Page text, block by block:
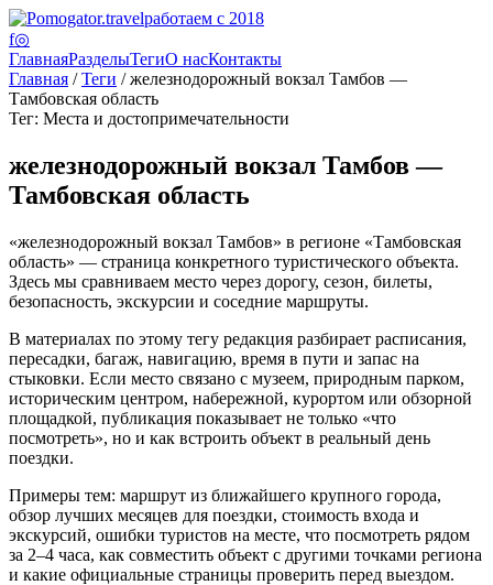
работаем с 2018
f◎
ГлавнаяРазделыТегиО насКонтакты
Главная /Теги / железнодорожный вокзал Тамбов —
Тамбовская область
Тег: Места и достопримечательности
железнодорожный вокзал Тамбов —
Тамбовская область
«железнодорожный вокзал Тамбов» в регионе «Тамбовская
область» — страница конкретного туристического объекта.
Здесь мы сравниваем место через дорогу, сезон, билеты,
безопасность, экскурсии и соседние маршруты.
В материалах по этому тегу редакция разбирает расписания,
пересадки, багаж, навигацию, время в пути и запас на
стыковки. Если место связано с музеем, природным парком,
историческим центром, набережной, курортом или обзорной
площадкой, публикация показывает не только «что
посмотреть», но и как встроить объект в реальный день
поездки.
Примеры тем: маршрут из ближайшего крупного города,
обзор лучших месяцев для поездки, стоимость входа и
экскурсий, ошибки туристов на месте, что посмотреть рядом
за 2–4 часа, как совместить объект с другими точками региона
и какие официальные страницы проверить перед выездом.